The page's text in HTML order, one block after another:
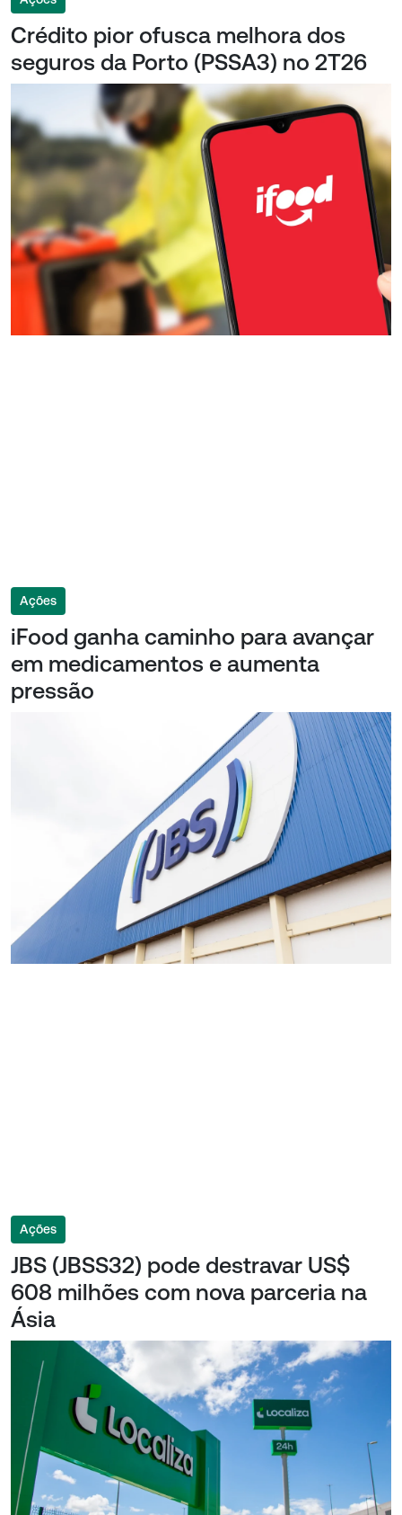
Crédito pior ofusca melhora dos
seguros da Porto (PSSA3) no 2T26
Ações
iFood ganha caminho para avançar
em medicamentos e aumenta
pressão
Ações
JBS (JBSS32) pode destravar US$
608 milhões com nova parceria na
Ásia